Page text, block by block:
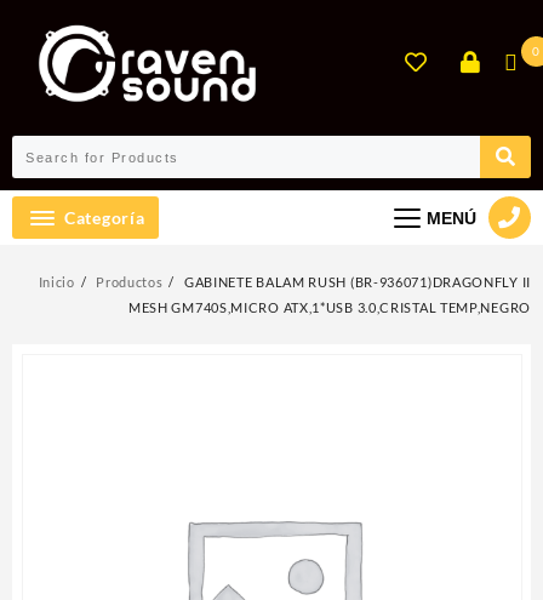
contenido
0
Categoría MENÚ
Inicio Productos
GABINETE BALAM RUSH (BR-936071)DRAGONFLY II
MESH GM740S,MICRO ATX,1*USB 3.0,CRISTAL TEMP,NEGRO